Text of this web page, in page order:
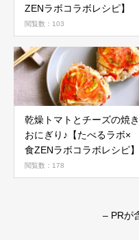
ZENラボコラボレシピ】
閲覧数：103
乾燥トマトとチーズの焼き
おにぎり♪【たべるラボ×
食ZENラボコラボレシピ】
閲覧数：178
– PRが